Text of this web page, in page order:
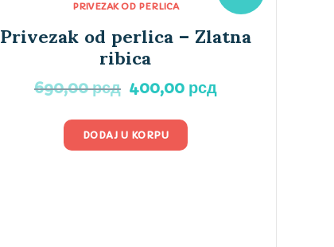
PRIVEZAK OD PERLICA
Privezak od perlica – Zlatna
ribica
690,00рсд Originalna
je
bila:
400,00 рсдTrenutna
DODAJ U KORPU